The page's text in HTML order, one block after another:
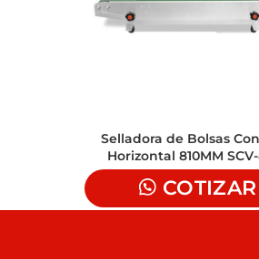
Selladora de Bolsas
Horizontal 810MM SCV-
COTIZAR